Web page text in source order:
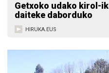
Getxoko udako kirol-
daiteke daborduko
HIRUKA.EUS